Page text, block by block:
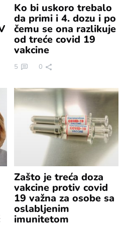
Ko bi uskoro trebalo
da primi i 4. dozu i po
čemu se ona razlikuje
od treće covid 19
vakcine
5 0
Zašto je treća doza
vakcine protiv covid
19 važna za osobe sa
oslabljenim
imunitetom